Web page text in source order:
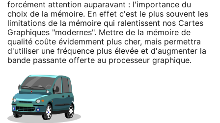
forcément attention auparavant : l'importance du
choix de la mémoire. En effet c'est le plus souvent les
limitations de la mémoire qui ralentissent nos Cartes
Graphiques "modernes". Mettre de la mémoire de
qualité coûte évidemment plus cher, mais permettra
d'utiliser une fréquence plus élevée et d'augmenter la
bande passante offerte au processeur graphique.